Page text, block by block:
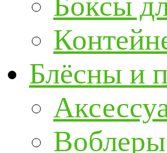
Блёсны и
Воблеры